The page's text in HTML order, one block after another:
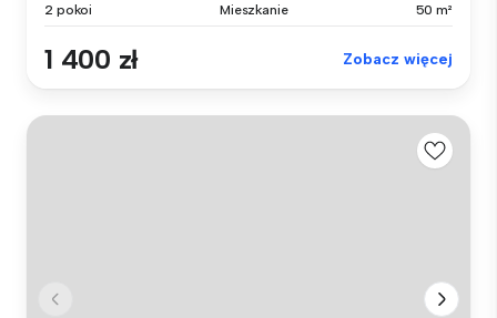
2 pokoi Mieszkanie 50 m²
1 400 zł Zobacz więcej